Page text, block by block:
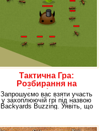
Тактична Гра:
Розбирання на
Задвірках
Запрошуємо вас взяти участь
у захоплюючій грі під назвою
Backyards Buzzing. Уявіть, що